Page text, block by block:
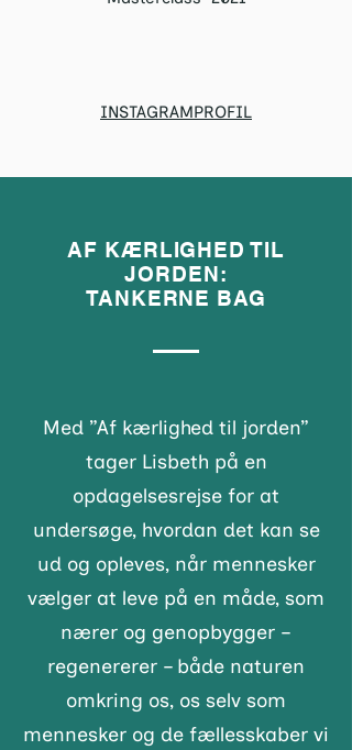
INSTAGRAMPROFIL
AF KÆRLIGHED TIL
JORDEN:
TANKERNE BAG
Med ”Af kærlighed til jorden”
tager Lisbeth på en
opdagelsesrejse for at
undersøge, hvordan det kan se
ud og opleves, når mennesker
vælger at leve på en måde, som
nærer og genopbygger –
regenererer – både naturen
omkring os, os selv som
mennesker og de fællesskaber vi